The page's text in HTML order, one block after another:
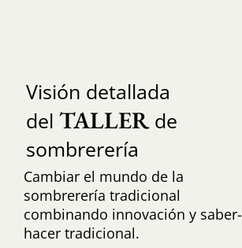
Visión detallada
del TALLERde
sombrerería
Cambiar el mundo de la
sombrerería tradicional
combinando innovación y saber-
hacer tradicional.